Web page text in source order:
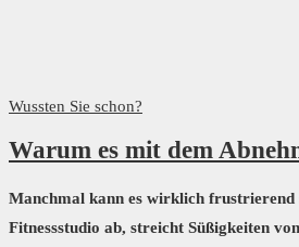
Wussten Sie schon?
Warum es mit dem
Manchmal kann es wirklich frustrierend
Fitnessstudio ab, streicht Süßigkeiten